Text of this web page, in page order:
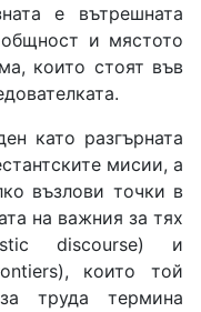
е вътрешната
и мястото
които стоят във
като разгърната
мисии, а
възлови точки в
на важния за тях
discourse) и
които той
труда термина